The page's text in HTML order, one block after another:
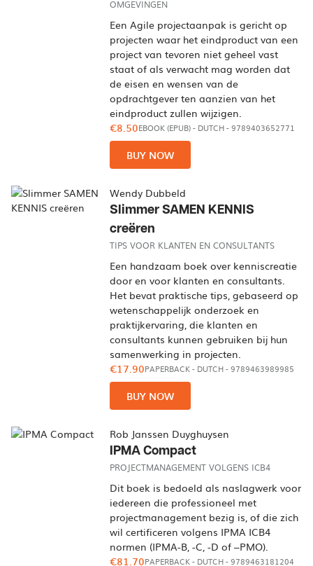
OMGEVINGEN
Een Agile projectaanpak is gericht op
projecten waar het eindproduct van een
project van tevoren niet geheel vast
staat of als verwacht mag worden dat
de eisen en wensen van de
opdrachtgever ten aanzien van het
eindproduct zullen wijzigen.
€8.50EBOOK (EPUB)- DUTCH- 9789403652771
BUY NOW
Wendy Dubbeld
Slimmer SAMEN KENNIS
creëren
TIPS VOOR KLANTEN EN CONSULTANTS
Een handzaam boek over kenniscreatie
door en voor klanten en consultants.
Het bevat praktische tips, gebaseerd op
wetenschappelijk onderzoek en
praktijkervaring, die klanten en
consultants kunnen gebruiken bij hun
samenwerking in projecten.
€17.90PAPERBACK- DUTCH- 9789463989985
BUY NOW
Rob Janssen Duyghuysen
IPMA Compact
PROJECTMANAGEMENT VOLGENS ICB4
Dit boek is bedoeld als naslagwerk voor
iedereen die professioneel met
projectmanagement bezig is, of die zich
wil certificeren volgens IPMA ICB4
normen (IPMA-B, -C, -D of –PMO).
€81.70PAPERBACK- DUTCH- 9789463181204